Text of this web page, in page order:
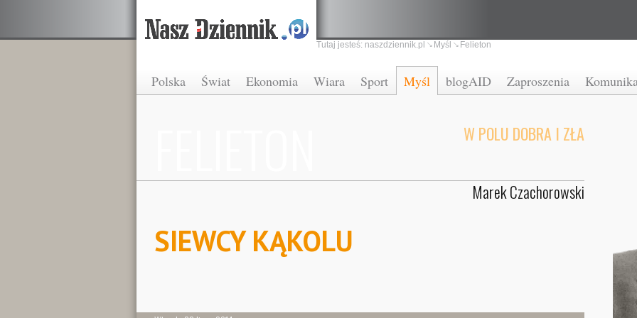
Polska Świat Ekonomia Wiara Sport Myśl blogAID Zaproszenia
Tutaj jesteś: naszdziennik.pl Myśl Felieton
W POLU DOBRA I ZŁA
Marek Czachorowski
SIEWCY KĄKOLU